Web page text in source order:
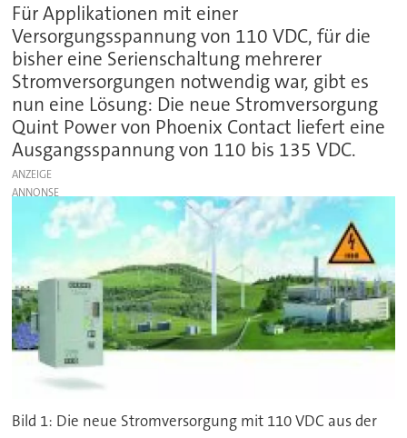
Für Applikationen mit einer
Versorgungsspannung von 110 VDC, für die
bisher eine Serienschaltung mehrerer
Stromversorgungen notwendig war, gibt es
nun eine Lösung: Die neue Stromversorgung
Quint Power von Phoenix Contact liefert eine
Ausgangsspannung von 110 bis 135 VDC.
ANZEIGE
Bild 1: Die neue Stromversorgung mit 110 VDC aus der